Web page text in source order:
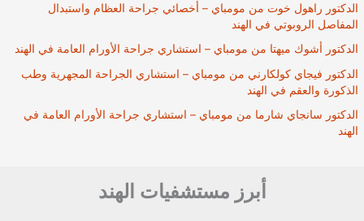
الدكتور راهول خوت من مومباي – أخصائي جراحة العظام واستبدال
المفاصل الروبوتي في الهند
الدكتور أشوك ميهتا من مومباي – استشاري جراحة الأورام العامة في الهند
الدكتور فيجاي كولكارني من مومباي – استشاري الجراحة المجهرية وطب
الذكورة والعقم في الهند
الدكتور سانجاي شارما من مومباي – استشاري جراحة الأورام العامة في
الهند
أبرز مستشفيات الهند